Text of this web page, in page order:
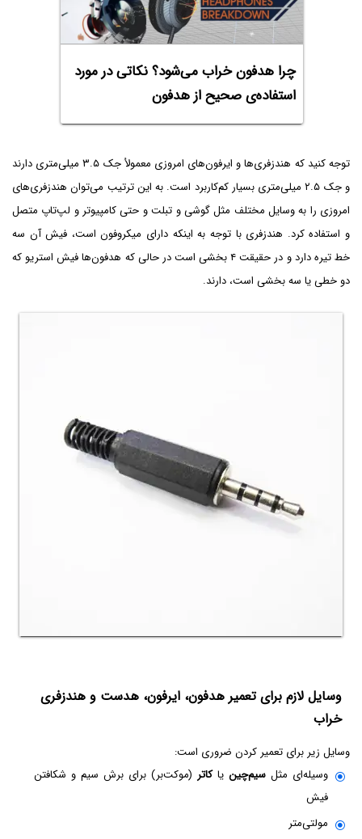
چرا هدفون خراب می‌شود؟ نکاتی در مورد
استفاده‌ی صحیح از هدفون
توجه کنید که هندزفری‌ها و ایرفون‌های امروزی معمولاُ جک ۳.۵ میلی‌متری دارند
و جک ۲.۵ میلی‌متری بسیار کم‌کاربرد است. به این ترتیب می‌توان هندزفری‌های
امروزی را به وسایل مختلف مثل گوشی و تبلت و حتی کامپیوتر و لپ‌تاپ متصل
و استفاده کرد. هندزفری با توجه به اینکه دارای میکروفون است، فیش آن سه
خط تیره دارد و در حقیقت ۴ بخشی است در حالی که هدفون‌ها فیش استریو که
دو خطی یا سه بخشی است، دارند.
وسایل لازم برای تعمیر هدفون، ایرفون، هدست و هندزفری
خراب
وسایل زیر برای تعمیر کردن ضروری است:
وسیله‌ای مثل سیم‌چین یاکاتر (موکت‌بر) برای برش سیم و شکافتن
فیش
مولتی‌متر